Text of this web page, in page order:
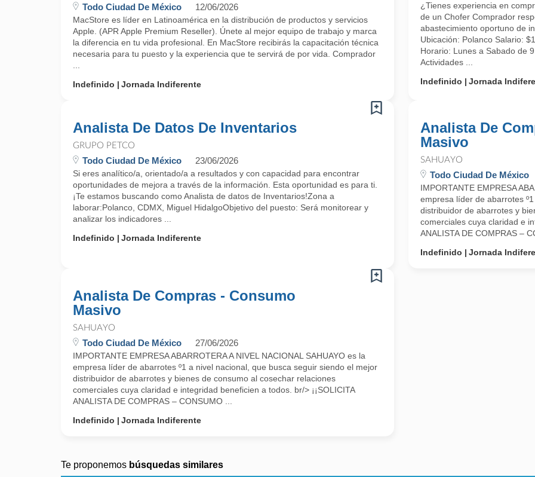
Todo Ciudad De México 12/06/2026
MacStore es líder en Latinoamérica en la distribución de productos y servicios
Apple. (APR Apple Premium Reseller). Únete al mejor equipo de trabajo y marca
la diferencia en tu vida profesional. En MacStore recibirás la capacitación técnica
necesaria para tu puesto y la experiencia que te servirá de por vida. Comprador
Indefinido
Jornada Indiferente
¿Tienes experiencia en
de un Chofer Comprador
abastecimiento oportuno de
Ubicación: Polanco Salario:
Horario: Lunes a Sabado de
Actividades ...
Indefinido
Jornada
Analista De Datos De Inventarios
GRUPO PETCO
Todo Ciudad De México 23/06/2026
Si eres analítico/a, orientado/a a resultados y con capacidad para encontrar
oportunidades de mejora a través de la información. Esta oportunidad es para ti.
¡Te estamos buscando como Analista de datos de Inventarios!Zona a
laborar:Polanco, CDMX, Miguel HidalgoObjetivo del puesto: Será monitorear y
analizar los indicadores ...
Indefinido
Jornada Indiferente
Analista De
Masivo
SAHUAYO
Todo Ciudad De México
IMPORTANTE EMPRESA
empresa líder de abarrotes
distribuidor de abarrotes y
comerciales cuya claridad e
ANALISTA DE COMPRAS –
Indefinido
Jornada
Analista De Compras - Consumo
Masivo
SAHUAYO
Todo Ciudad De México 27/06/2026
IMPORTANTE EMPRESA ABARROTERA A NIVEL NACIONAL SAHUAYO es la
empresa líder de abarrotes º1 a nivel nacional, que busca seguir siendo el mejor
distribuidor de abarrotes y bienes de consumo al cosechar relaciones
comerciales cuya claridad e integridad beneficien a todos. br/> ¡¡SOLICITA
ANALISTA DE COMPRAS – CONSUMO ...
Indefinido
Jornada Indiferente
Te proponemos búsquedas similares